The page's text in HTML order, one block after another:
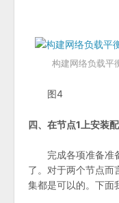
构建网络负载平
图4
四、在节点1上安装
完成各项准备准备
了。对于两个节点而
集都是可以的。下面